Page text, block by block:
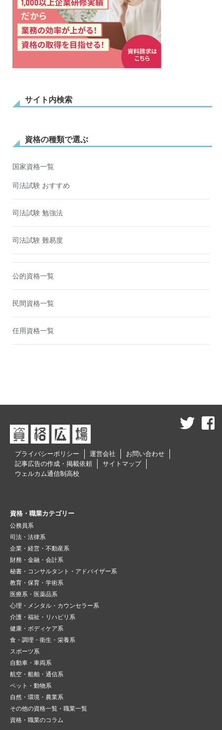
サイト内検索
資格の種類で選ぶ
国家資格一覧
司法試験 おすすめ
司法試験 勉強法
司法試験 難易度
公的資格一覧
民間資格一覧
任用資格一覧
プライバシーポリシー 運営会社
お問い合わせ
記事広告の作成・掲載依頼
サイトマップ
ウェルカム通信制高校
資格・職業カテゴリー
公務員系
司法・法律系
企業・経営・不動産系
財務・金融・会計系
秘書・コンサルタント・アドバイザー系
教育・保育・学術系
医療系・医薬品系
心理・メンタル・カウンセラー系
介護・福祉・リハビリ系
健康・ボディケア系
食・調理・衛生・栄養系
スポーツ系
自動車・車両系
航空・船舶・通信系
ペット・動物系
自然・環境・農業系
その他の資格一覧・職業一覧
資格・職業のコラム